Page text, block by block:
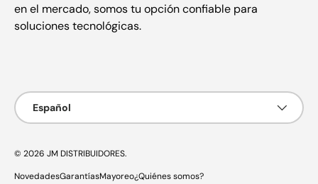
en el mercado, somos tu opción confiable para
soluciones tecnológicas.
Idioma
Español
© 2026 JM DISTRIBUIDORES.
NovedadesGarantíasMayoreo¿Quiénes somos?